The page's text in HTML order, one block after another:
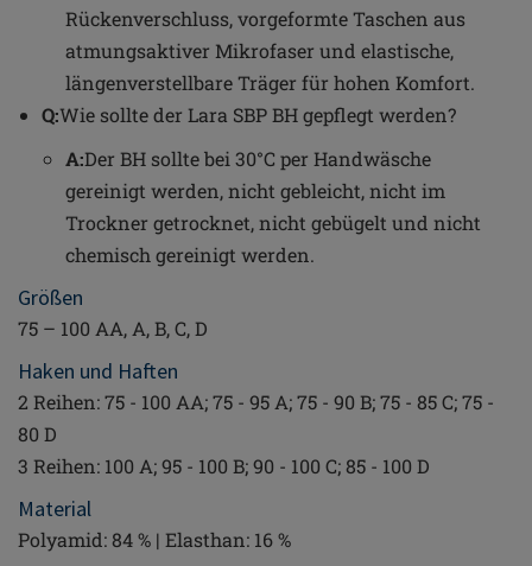
Rückenverschluss, vorgeformte Taschen aus
atmungsaktiver Mikrofaser und elastische,
längenverstellbare Träger für hohen Komfort.
Q:Wie sollte der Lara SBP BH gepflegt werden?
A:Der BH sollte bei 30°C per Handwäsche
gereinigt werden, nicht gebleicht, nicht im
Trockner getrocknet, nicht gebügelt und nicht
chemisch gereinigt werden.
Größen
75 – 100 AA, A, B, C, D
Haken und Haften
2 Reihen: 75 - 100 AA; 75 - 95 A; 75 - 90 B; 75 - 85 C; 75 -
80 D
3 Reihen: 100 A; 95 - 100 B; 90 - 100 C; 85 - 100 D
Material
Polyamid: 84 % | Elasthan: 16 %